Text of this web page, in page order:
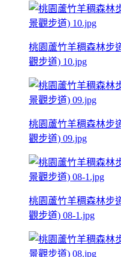
桃園蘆竹羊稠森林步
觀步道) 10.jpg
桃園蘆竹羊稠森林步
觀步道) 09.jpg
桃園蘆竹羊稠森林步
觀步道) 08-1.jpg